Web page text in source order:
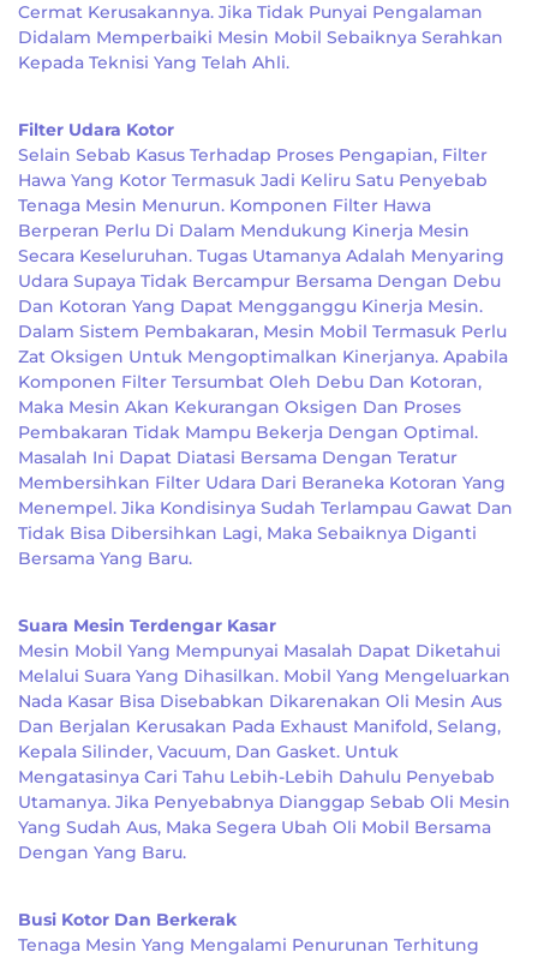
Cermat Kerusakannya. Jika Tidak Punyai Pengalaman
Didalam Memperbaiki Mesin Mobil Sebaiknya Serahkan
Kepada Teknisi Yang Telah Ahli.
Filter Udara Kotor
Selain Sebab Kasus Terhadap Proses Pengapian, Filter
Hawa Yang Kotor Termasuk Jadi Keliru Satu Penyebab
Tenaga Mesin Menurun. Komponen Filter Hawa
Berperan Perlu Di Dalam Mendukung Kinerja Mesin
Secara Keseluruhan. Tugas Utamanya Adalah Menyaring
Udara Supaya Tidak Bercampur Bersama Dengan Debu
Dan Kotoran Yang Dapat Mengganggu Kinerja Mesin.
Dalam Sistem Pembakaran, Mesin Mobil Termasuk Perlu
Zat Oksigen Untuk Mengoptimalkan Kinerjanya. Apabila
Komponen Filter Tersumbat Oleh Debu Dan Kotoran,
Maka Mesin Akan Kekurangan Oksigen Dan Proses
Pembakaran Tidak Mampu Bekerja Dengan Optimal.
Masalah Ini Dapat Diatasi Bersama Dengan Teratur
Membersihkan Filter Udara Dari Beraneka Kotoran Yang
Menempel. Jika Kondisinya Sudah Terlampau Gawat Dan
Tidak Bisa Dibersihkan Lagi, Maka Sebaiknya Diganti
Bersama Yang Baru.
Suara Mesin Terdengar Kasar
Mesin Mobil Yang Mempunyai Masalah Dapat Diketahui
Melalui Suara Yang Dihasilkan. Mobil Yang Mengeluarkan
Nada Kasar Bisa Disebabkan Dikarenakan Oli Mesin Aus
Dan Berjalan Kerusakan Pada Exhaust Manifold, Selang,
Kepala Silinder, Vacuum, Dan Gasket. Untuk
Mengatasinya Cari Tahu Lebih-Lebih Dahulu Penyebab
Utamanya. Jika Penyebabnya Dianggap Sebab Oli Mesin
Yang Sudah Aus, Maka Segera Ubah Oli Mobil Bersama
Dengan Yang Baru.
Busi Kotor Dan Berkerak
Tenaga Mesin Yang Mengalami Penurunan Terhitung